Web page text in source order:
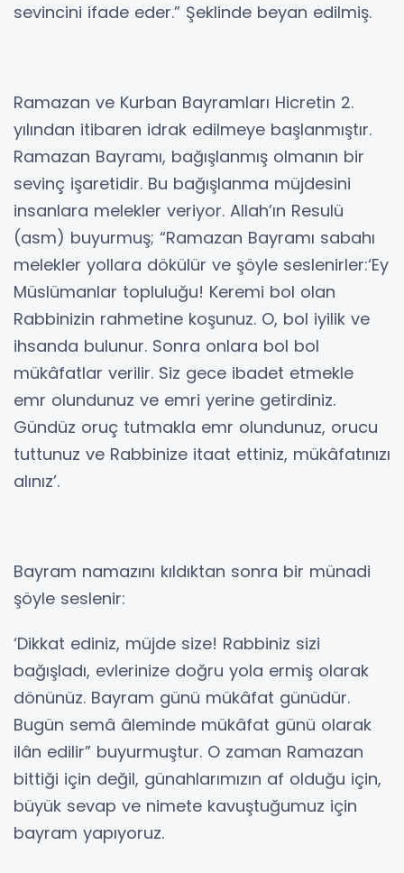
sevincini ifade eder.” Şeklinde beyan edilmiş.
Ramazan ve Kurban Bayramları Hicretin 2.
yılından itibaren idrak edilmeye başlanmıştır.
Ramazan Bayramı, bağışlanmış olmanın bir
sevinç işaretidir. Bu bağışlanma müjdesini
insanlara melekler veriyor. Allah’ın Resulü
(asm) buyurmuş; “Ramazan Bayramı sabahı
melekler yollara dökülür ve şöyle seslenirler:‘Ey
Müslümanlar topluluğu! Keremi bol olan
Rabbinizin rahmetine koşunuz. O, bol iyilik ve
ihsanda bulunur. Sonra onlara bol bol
mükâfatlar verilir. Siz gece ibadet etmekle
emr olundunuz ve emri yerine getirdiniz.
Gündüz oruç tutmakla emr olundunuz, orucu
tuttunuz ve Rabbinize itaat ettiniz, mükâfatınızı
alınız’.
Bayram namazını kıldıktan sonra bir münadi
şöyle seslenir:
‘Dikkat ediniz, müjde size! Rabbiniz sizi
bağışladı, evlerinize doğru yola ermiş olarak
dönünüz. Bayram günü mükâfat günüdür.
Bugün semâ âleminde mükâfat günü olarak
ilân edilir” buyurmuştur. O zaman Ramazan
bittiği için değil, günahlarımızın af olduğu için,
büyük sevap ve nimete kavuştuğumuz için
bayram yapıyoruz.